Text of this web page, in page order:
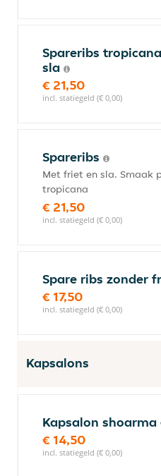
Spareribs
sla
€ 21,50
incl. statiegeld (€ 0,00)
Spareribs
Met friet en sla. Smaak
tropicana
€ 21,50
incl. statiegeld (€ 0,00)
Spare ribs zonder
€ 17,50
incl. statiegeld (€ 0,00)
Kapsalons
Kapsalon
€ 14,50
incl. statiegeld (€ 0,00)